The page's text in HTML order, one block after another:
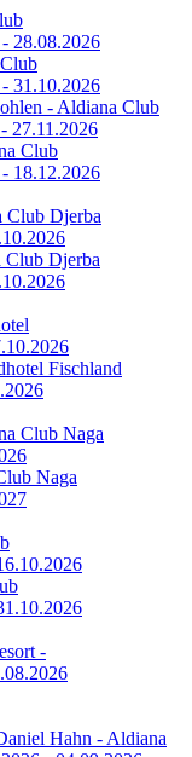
28.08.2026
31.10.2026
- Aldiana Club
27.11.2026
Club
18.12.2026
Club Djerba
Club Djerba
Fischland
Club Naga
Naga
-
Hahn - Aldiana